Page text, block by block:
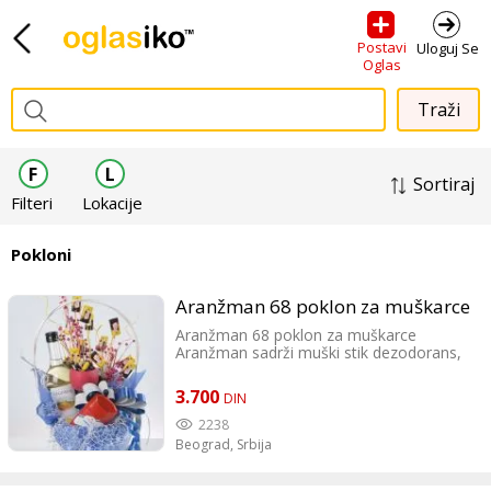
Postavi
Oglas
Uloguj Se
Sortiraj
F
Filteri
L
Lokacije
Pokloni
Aranžman 68 poklon za muškarce
Aranžman 68 poklon za muškarce
Aranžman sadrži muški stik dezodorans,
besplatna na užoj teritoriji Beograda.
Pozovite 069/103-20-17
3.700 DIN
2238
Beograd, Srbija